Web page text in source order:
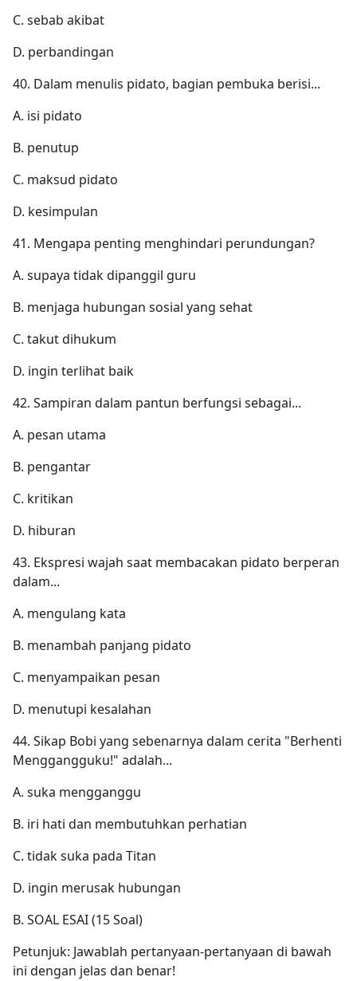
C. sebab akibat
D. perbandingan
40. Dalam menulis pidato, bagian pembuka berisi...
A. isi pidato
B. penutup
C. maksud pidato
D. kesimpulan
41. Mengapa penting menghindari perundungan?
A. supaya tidak dipanggil guru
B. menjaga hubungan sosial yang sehat
C. takut dihukum
D. ingin terlihat baik
42. Sampiran dalam pantun berfungsi sebagai...
A. pesan utama
B. pengantar
C. kritikan
D. hiburan
43. Ekspresi wajah saat membacakan pidato berperan
dalam...
A. mengulang kata
B. menambah panjang pidato
C. menyampaikan pesan
D. menutupi kesalahan
44. Sikap Bobi yang sebenarnya dalam cerita "Berhenti
Menggangguku!" adalah...
A. suka mengganggu
B. iri hati dan membutuhkan perhatian
C. tidak suka pada Titan
D. ingin merusak hubungan
B. SOAL ESAI (15 Soal)
Petunjuk: Jawablah pertanyaan-pertanyaan di bawah
ini dengan jelas dan benar!